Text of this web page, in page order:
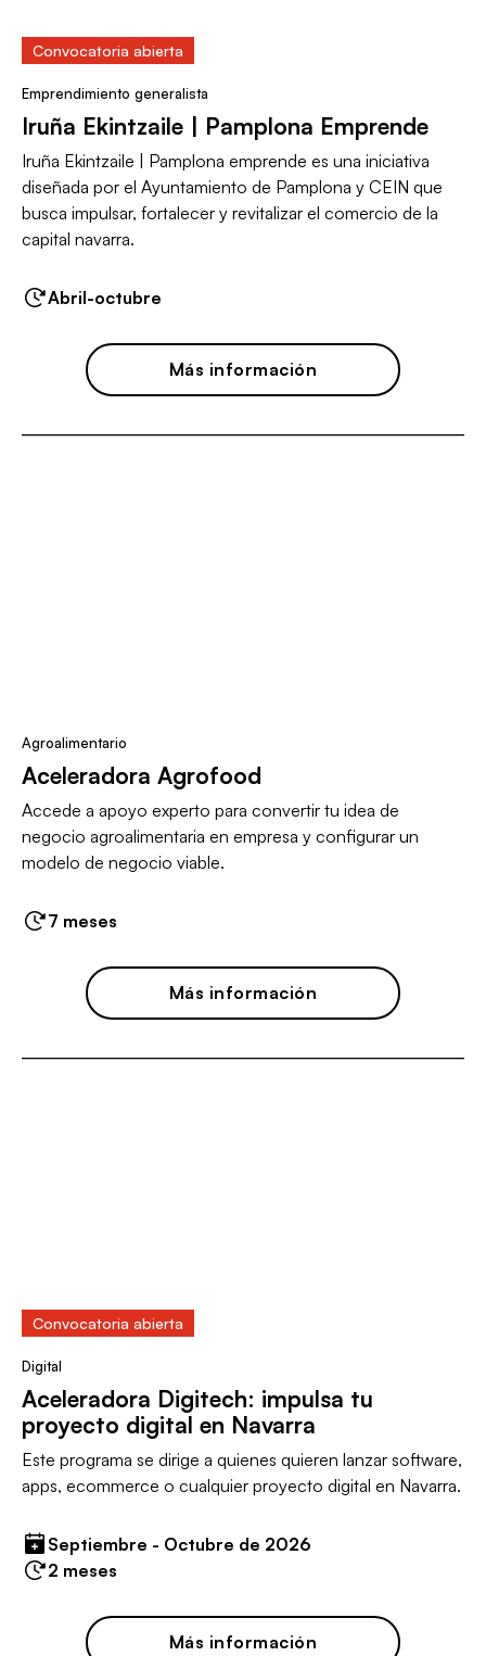
Convocatoria abierta
Emprendimiento generalista
Iruña Ekintzaile | Pamplona Emprende
Iruña Ekintzaile | Pamplona emprende es una iniciativa
diseñada por el Ayuntamiento de Pamplona y CEIN que
busca impulsar, fortalecer y revitalizar el comercio de la
capital navarra.
Abril-octubre
Más información
Agroalimentario
Aceleradora Agrofood
Accede a apoyo experto para convertir tu idea de
negocio agroalimentaria en empresa y configurar un
modelo de negocio viable.
7 meses
Más información
Convocatoria abierta
Digital
Aceleradora Digitech: impulsa tu
proyecto digital en Navarra
Este programa se dirige a quienes quieren lanzar software,
apps, ecommerce o cualquier proyecto digital en Navarra.
Septiembre - Octubre de 2026
2 meses
Más información